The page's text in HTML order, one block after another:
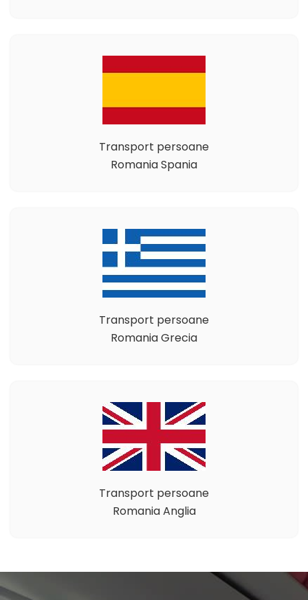
Transport persoane
Romania Spania
Transport persoane
Romania Grecia
Transport persoane
Romania Anglia